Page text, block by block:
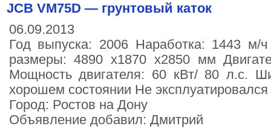
JCB VM75D — грунтовый каток
06.09.2013
Год выпуска: 2006 Наработка: 1443 м/
размеры: 4890 х1870 х2850 мм
Мощность двигателя: 60 кВт/ 80 л.с.
хорошем состоянии Не
Город: Ростов на Дону
Объявление добавил: Дмитрий